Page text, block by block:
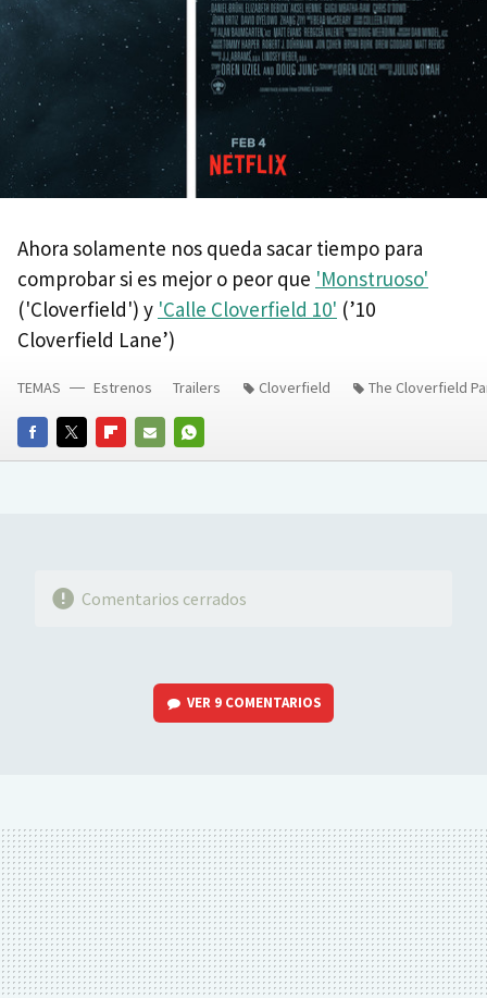
Ahora solamente nos queda sacar tiempo para
comprobar si es mejor o peor que 'Monstruoso'
('Cloverfield') y 'Calle Cloverfield 10' (’10
Cloverfield Lane’)
FACEBOOKTWITTERFLIPBOARD
E-
WHATSAPP
TEMAS Estrenos Trailers Cloverfield The Cloverfield
Comentarios cerrados
VER 9 COMENTARIOS